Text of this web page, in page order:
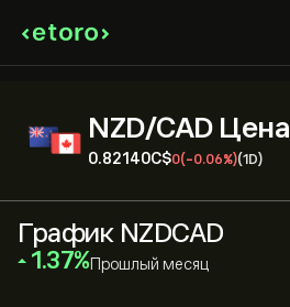
NZD/CAD Цена
0.82140‎C$‎0(-0.06%)(1D)
График NZDCAD
‎1.37‎ Прошлый месяц